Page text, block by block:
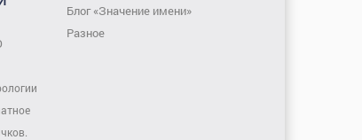
Блог «Значение имени»
Разное